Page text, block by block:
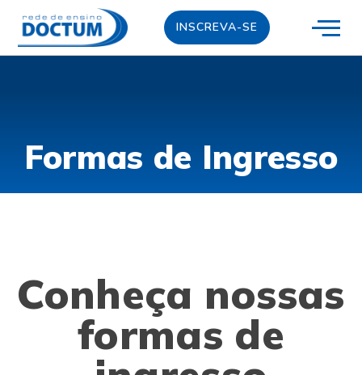
INSCREVA-SE
Formas de Ingresso
Conheça nossas
formas de